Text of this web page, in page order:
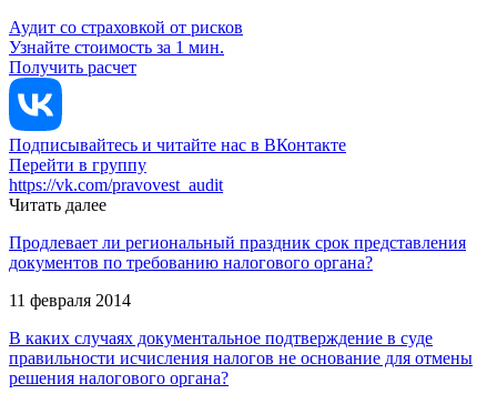
Аудит со страховкой от рисков
Узнайте стоимость за 1 мин.
Получить расчет
Подписывайтесь и читайте нас в ВКонтакте
Перейти в группу
https://vk.com/pravovest_audit
Читать далее
Продлевает ли региональный праздник срок представления
документов по требованию налогового органа?
11 февраля 2014
В каких случаях документальное подтверждение в суде
правильности исчисления налогов не основание для отмены
решения налогового органа?